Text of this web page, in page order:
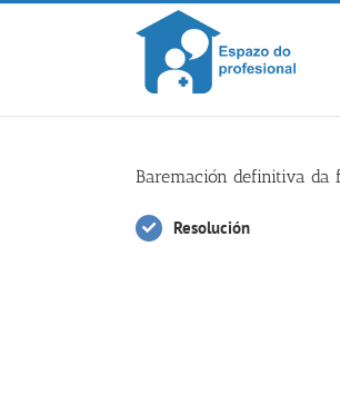
Skip
Baremación definitiva da
Resolución